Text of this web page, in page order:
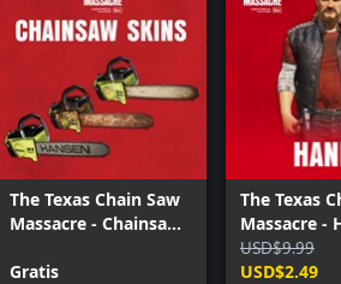
The Texas Chain Saw
Massacre - Chainsaw
Gratis
The Texas
Massacre -
USD$9.99
USD$2.49